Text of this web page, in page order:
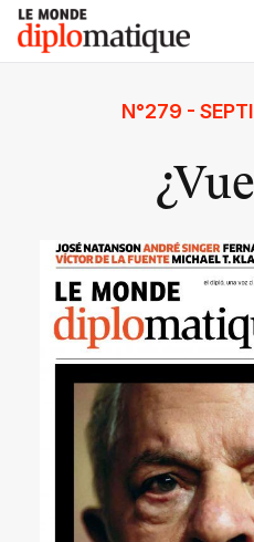
Skip
content
Le monde diplomatique
N°279 -